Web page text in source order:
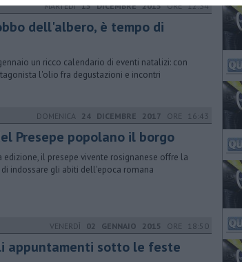
MARTEDÌ15 DICEMBRE 2015ORE 12:34
dell'albero, è tempo di
un ricco calendario di eventi natalizi: con
l'olio fra degustazioni e incontri
DOMENICA 24 DICEMBRE 2017 ORE 16:43
Presepe popolano il borgo
il presepe vivente rosignanese offre la
indossare gli abiti dell'epoca romana
VENERDÌ 02 GENNAIO 2015 ORE 18:50
appuntamenti sotto le feste